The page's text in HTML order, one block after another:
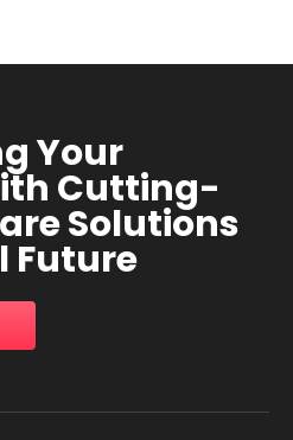
Your
Cutting-
Solutions
Future